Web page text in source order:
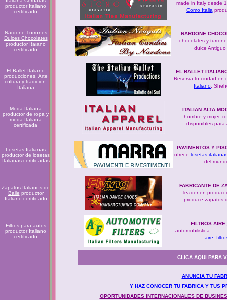
productor Italiano
certificado
made in Italy desde
Como Italia
Nardone Turrones
Dulces Chocolates
productor Itaiano
certificado
NARDONE
chocolates y
dulce
El Ballet Italiano
producciones, Arte
cultura y tradicion
Italiana
EL BALLET
Reserva tu ciudad en
Italiano .
Moda Italiana
productor de ropa y
moda Italiana
certificada
ITALIAN ALTA
hombre y mujer,
disponibles para
Losetas Italianas
productor de losetas
Italianas certificadas
PAVIMENTOS Y
ofrece losetas
del
Zapatos Italianos de
Baile productor
Italiano certificado
FABRICANTE DE
leader en
produce zapatos
Filtros para autos
productor Italiano
certificado
FILTROS
automobilistica
aire,
CLICA AQUI PARA
ANUNCIA TU
Y HAZ CONOCER TU FABRICA Y TUS
OPORTUNIDADES INTERNACIONALES DE